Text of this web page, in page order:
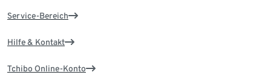
Service-Bereich
Hilfe & Kontakt
Tchibo Online-Konto